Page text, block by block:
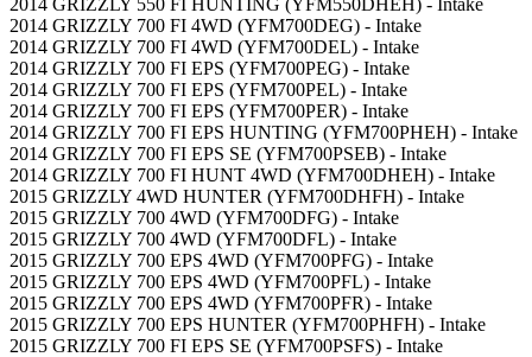
2014 GRIZZLY 700 FI 4WD (YFM700DEG) - Intake
2014 GRIZZLY 700 FI 4WD (YFM700DEL) - Intake
2014 GRIZZLY 700 FI EPS (YFM700PEG) - Intake
2014 GRIZZLY 700 FI EPS (YFM700PEL) - Intake
2014 GRIZZLY 700 FI EPS (YFM700PER) - Intake
2014 GRIZZLY 700 FI EPS HUNTING (YFM700PHEH) - Intake
2014 GRIZZLY 700 FI EPS SE (YFM700PSEB) - Intake
2014 GRIZZLY 700 FI HUNT 4WD (YFM700DHEH) - Intake
2015 GRIZZLY 4WD HUNTER (YFM700DHFH) - Intake
2015 GRIZZLY 700 4WD (YFM700DFG) - Intake
2015 GRIZZLY 700 4WD (YFM700DFL) - Intake
2015 GRIZZLY 700 EPS 4WD (YFM700PFG) - Intake
2015 GRIZZLY 700 EPS 4WD (YFM700PFL) - Intake
2015 GRIZZLY 700 EPS 4WD (YFM700PFR) - Intake
2015 GRIZZLY 700 EPS HUNTER (YFM700PHFH) - Intake
2015 GRIZZLY 700 FI EPS SE (YFM700PSFS) - Intake